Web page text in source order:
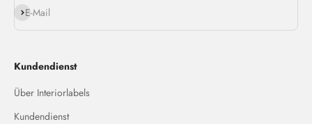
E-Mail
Abonnieren
Kundendienst
Über Interiorlabels
Kundendienst